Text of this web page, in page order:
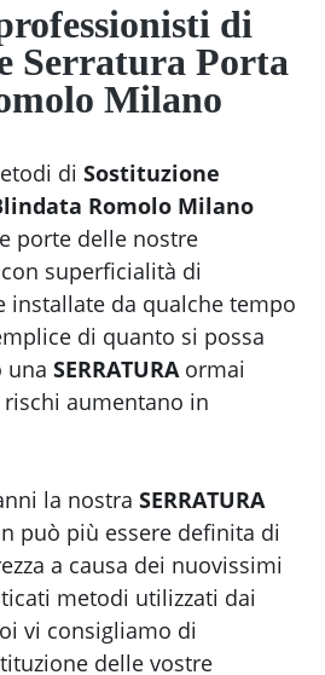
di
Serratura Porta
Milano
di Sostituzione
Romolo Milano
porte delle nostre
superficialità di
installate da qualche tempo
di quanto si possa
una SERRATURAormai
aumentano in
la nostra SERRATURA
può più essere definita di
a causa dei nuovissimi
metodi utilizzati dai
vi consigliamo di
delle vostre